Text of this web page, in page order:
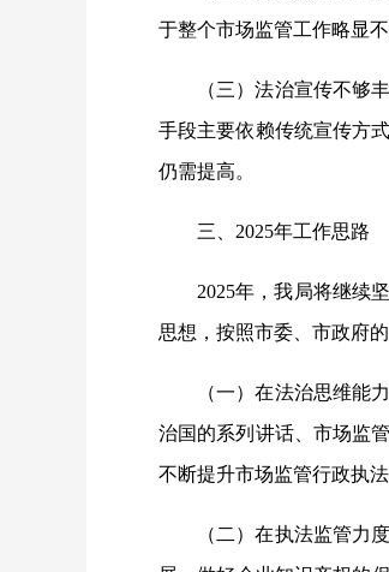
于整个市场监管工作略显不
（三）法治宣传不够
手段主要依赖传统宣传方
仍需提高。
三、2025年工作思路
2025年，我局将继续
思想，按照市委、市政府
（一）在法治思维能
治国的系列讲话、市场监
不断提升市场监管行政执
（二）在执法监管力